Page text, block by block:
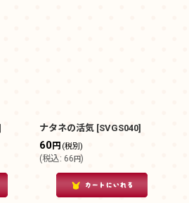
ナタネの活気 [SVGS040]
60円 (税別)
(税込: 66円)